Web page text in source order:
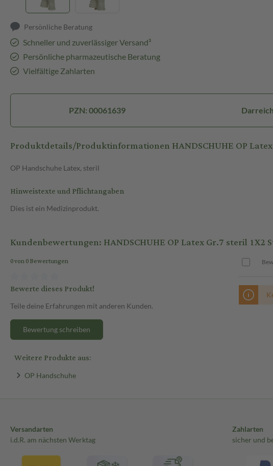
Persönliche Beratung
Schneller und zuverlässiger Versand³
Persönliche pharmazeutische Beratung
Vielfältige Zahlarten
PZN: 00061639
Produktdetails/Produktinformationen HANDSCHUHE OP
OP Handschuhe Latex, steril
Hinweistexte und Pflichtangaben
Dies ist ein Medizinprodukt.
Kundenbewertungen: HANDSCHUHE OP Latex Gr.7 steril 1X2
0 von 0 Bewertungen
Bewerte dieses Produkt!
Teile deine Erfahrungen mit anderen Kunden.
Bewertung schreiben
Weitere Produkte aus:
OP Handschuhe
Versandarten
i.d.R. am nächsten Werktag
Zahlarten
sicher und